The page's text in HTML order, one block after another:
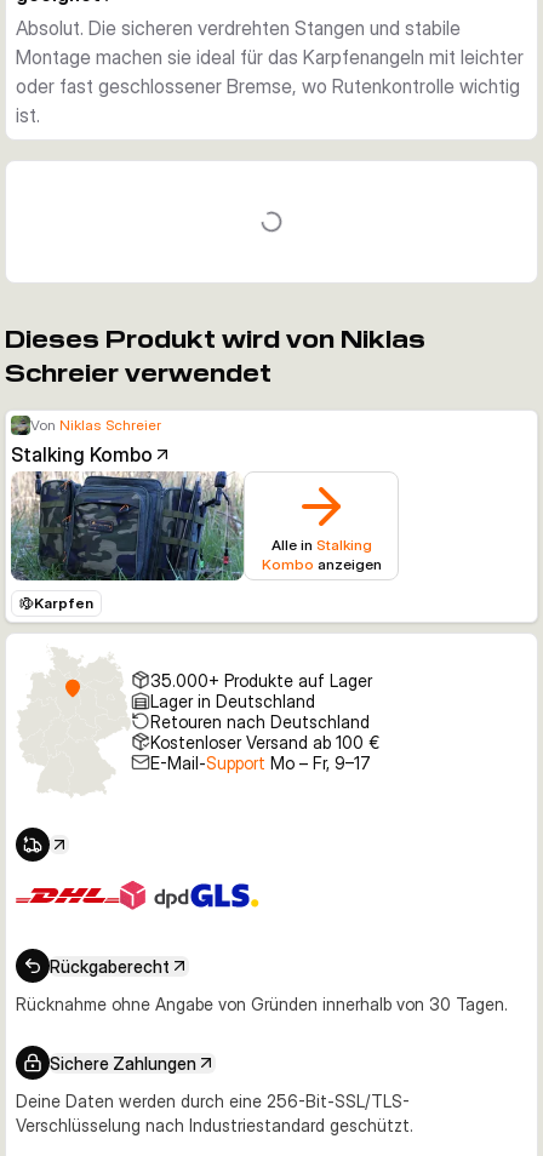
Absolut. Die sicheren verdrehten Stangen und stabile
Montage machen sie ideal für das Karpfenangeln mit leichter
oder fast geschlossener Bremse, wo Rutenkontrolle wichtig
ist.
Dieses Produkt wird von Niklas
Schreier verwendet
Von Niklas Schreier
Stalking Kombo
Alle in Stalking
Kombo anzeigen
Karpfen
35.000+ Produkte auf Lager
Lager in Deutschland
Retouren nach Deutschland
Kostenloser Versand ab 100 €
E-Mail-Support Mo – Fr, 9–17
Rückgaberecht
Rücknahme ohne Angabe von Gründen innerhalb von 30 Tagen.
Sichere Zahlungen
Deine Daten werden durch eine 256-Bit-SSL/TLS-
Verschlüsselung nach Industriestandard geschützt.